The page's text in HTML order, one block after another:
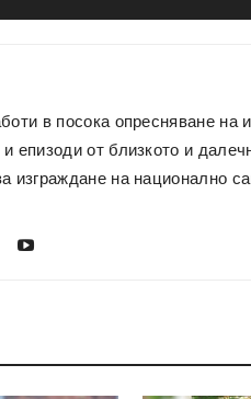
в посока опресняване
епизоди от близкото и
изграждане на национално